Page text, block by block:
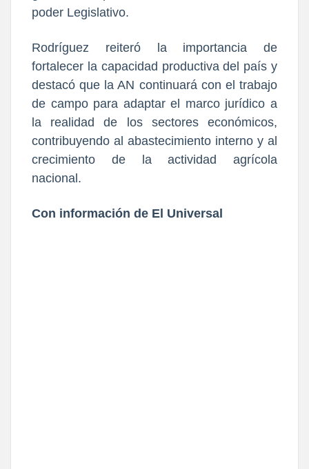
poder Legislativo.
Rodríguez reiteró la importancia de
fortalecer la capacidad productiva del país y
destacó que la AN continuará con el trabajo
de campo para adaptar el marco jurídico a
la realidad de los sectores económicos,
contribuyendo al abastecimiento interno y al
crecimiento de la actividad agrícola
nacional.
Con información de El Universal